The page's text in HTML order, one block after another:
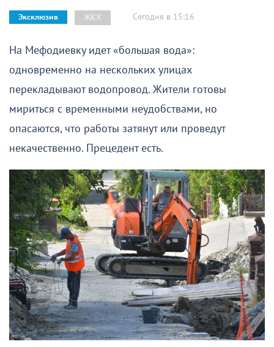
Эксклюзив ЖКХ Сегодня в 15:16
На Мефодиевку идет «большая вода»:
одновременно на нескольких улицах
перекладывают водопровод. Жители готовы
мириться с временными неудобствами, но
опасаются, что работы затянут или проведут
некачественно. Прецедент есть.